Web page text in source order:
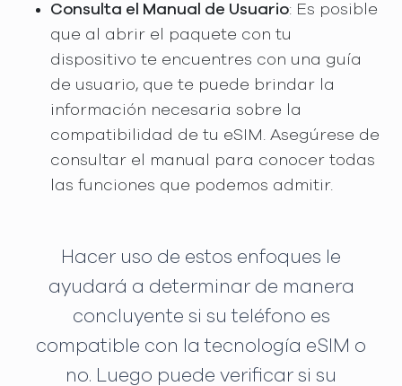
Consulta el Manual de Usuario: Es posible
que al abrir el paquete con tu
dispositivo te encuentres con una guía
de usuario, que te puede brindar la
información necesaria sobre la
compatibilidad de tu eSIM. Asegúrese de
consultar el manual para conocer todas
las funciones que podemos admitir.
Hacer uso de estos enfoques le
ayudará a determinar de manera
concluyente si su teléfono es
compatible con la tecnología eSIM o
no. Luego puede verificar si su